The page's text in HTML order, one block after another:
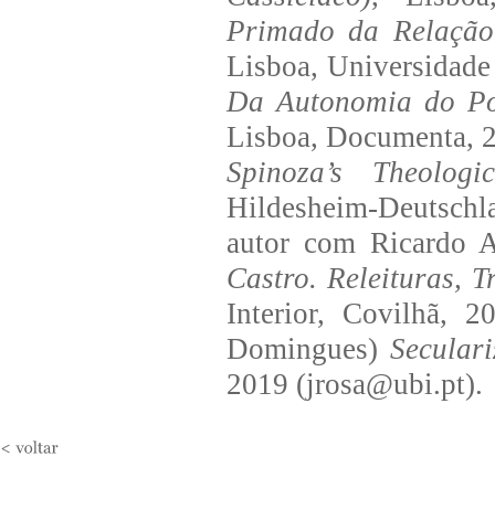
Primado da
Lisboa,
Da Autonomia do
Lisboa, Documenta,
Spinoza’s
Hildesheim-
autor com Ricardo
Castro. Releituras,
Interior, Covilhã,
Domingues)
2019 (jrosa@ubi.pt).